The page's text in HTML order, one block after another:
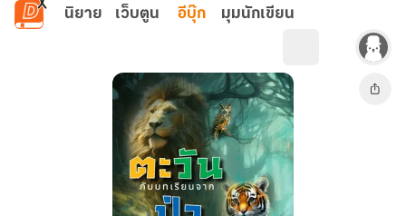
ข้ามไปยังเนื้อหาหลัก
นิยาย เว็บตูน อีบุ๊ก มุมนักเขียน